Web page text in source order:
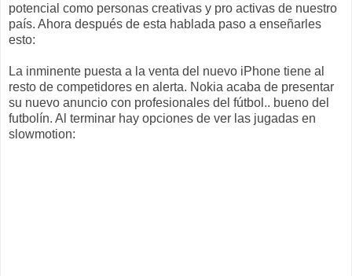
potencial como personas creativas y pro activas de nuestro
país. Ahora después de esta hablada paso a enseñarles
esto:
La inminente puesta a la venta del nuevo iPhone tiene al
resto de competidores en alerta. Nokia acaba de presentar
su nuevo anuncio con profesionales del fútbol.. bueno del
futbolín. Al terminar hay opciones de ver las jugadas en
slowmotion: